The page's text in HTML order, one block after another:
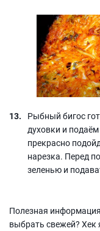
Рыбный бигос
духовки и
прекрасно
нарезка. Перед
зеленью и
Полезная
выбрать свежей? Хек